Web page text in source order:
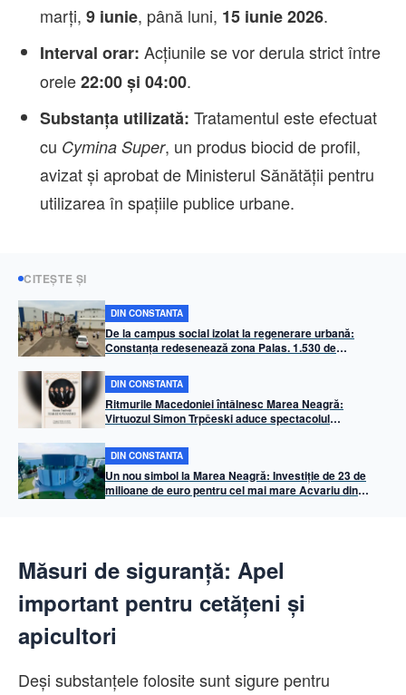
marți, 9 iunie, până luni, 15 iunie 2026.
Interval orar: Acțiunile se vor derula strict între
orele22:00 și 04:00.
Substanța utilizată: Tratamentul este efectuat
cu Cymina Super, un produs biocid de profil,
avizat și aprobat de Ministerul Sănătății pentru
utilizarea în spațiile publice urbane.
CITEȘTE ȘI
DIN CONSTANTA
De la campus social izolat la regenerare urbană:
Constanța redesenează zona Palas. 1.530 de
„ghetoizării”
DIN CONSTANTA
Ritmurile Macedoniei întâlnesc Marea Neagră:
Virtuozul Simon Trpčeski aduce spectacolul
DIN CONSTANTA
Un nou simbol la Marea Neagră: Investiție de 23 de
milioane de euro pentru cel mai mare Acvariu din
Măsuri de siguranță: Apel
important pentru cetățeni și
apicultori
Deși substanțele folosite sunt sigure pentru